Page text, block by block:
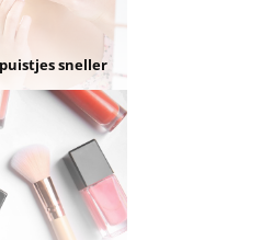
sneller